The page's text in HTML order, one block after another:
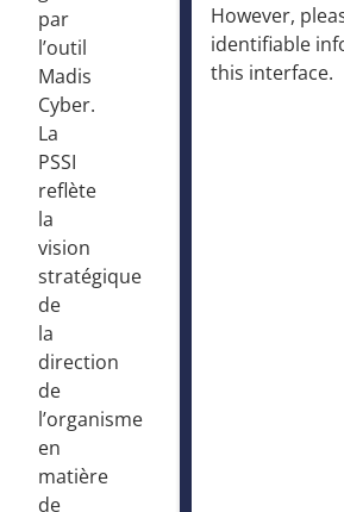
par
l’outil
Madis
Cyber.
La
PSSI
reflète
la
vision
stratégique
de
la
direction
de
l’organisme
en
matière
de
However,
identifiable
this interface.